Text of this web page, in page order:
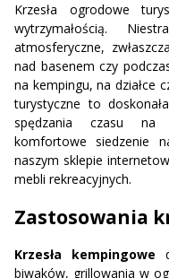
Krzesła ogrodowe
wytrzymałością.
atmosferyczne,
nad basenem czy
na kempingu, na działce
turystyczne to
spędzania czasu na
komfortowe siedzenie
naszym sklepie
mebli rekreacyjnych.
Zastosowania
Krzesła kempingowe
biwaków, grillowania w